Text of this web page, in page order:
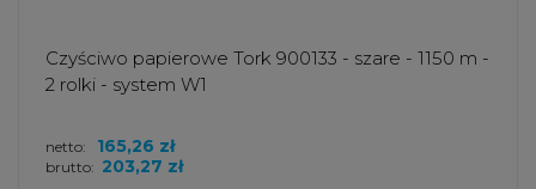
Czyściwo papierowe Tork 900133 - szare - 1150 m -
2 rolki - system W1
brutto: 203,27 zł
netto: 165,26 zł